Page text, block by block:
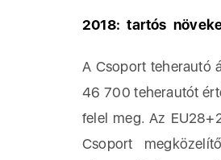
2018: tartós
A Csoport teherautó
46 700 teherautót
felel meg. Az
Csoport